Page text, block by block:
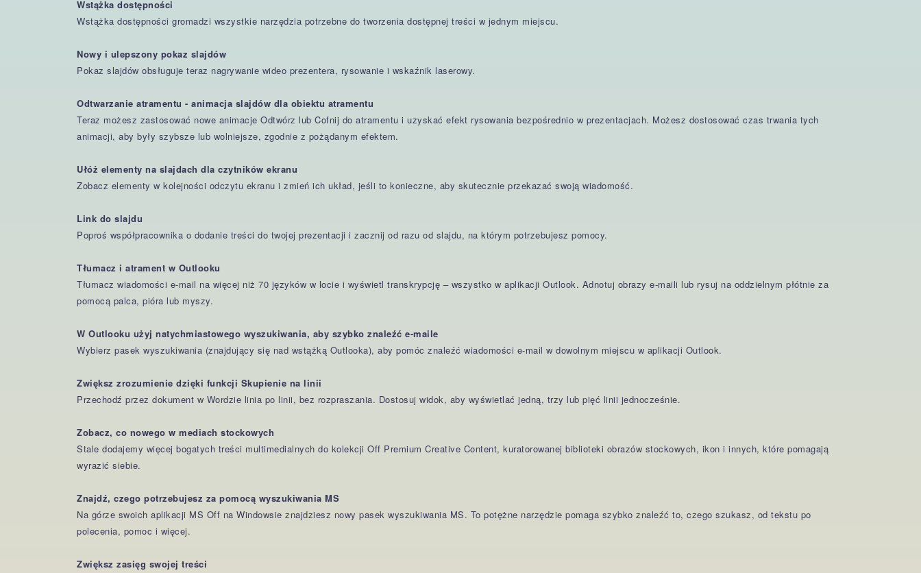
Wstążka dostępności
Wstążka dostępności gromadzi wszystkie narzędzia potrzebne do tworzenia dostępnej treści w jednym miejscu.
Nowy i ulepszony pokaz slajdów
Pokaz slajdów obsługuje teraz nagrywanie wideo prezentera, rysowanie i wskaźnik laserowy.
Odtwarzanie atramentu - animacja slajdów dla obiektu atramentu
Teraz możesz zastosować nowe animacje Odtwórz lub Cofnij do atramentu i uzyskać efekt rysowania bezpośrednio w prezentacjach. Możesz dostosować czas trwania tych
animacji, aby były szybsze lub wolniejsze, zgodnie z pożądanym efektem.
Ułóż elementy na slajdach dla czytników ekranu
Zobacz elementy w kolejności odczytu ekranu i zmień ich układ, jeśli to konieczne, aby skutecznie przekazać swoją wiadomość.
Link do slajdu
Poproś współpracownika o dodanie treści do twojej prezentacji i zacznij od razu od slajdu, na którym potrzebujesz pomocy.
Tłumacz i atrament w Outlooku
Tłumacz wiadomości e-mail na więcej niż 70 języków w locie i wyświetl transkrypcję – wszystko w aplikacji Outlook. Adnotuj obrazy e-maili lub rysuj na oddzielnym płótnie za
pomocą palca, pióra lub myszy.
W Outlooku użyj natychmiastowego wyszukiwania, aby szybko znaleźć e-maile
Wybierz pasek wyszukiwania (znajdujący się nad wstążką Outlooka), aby pomóc znaleźć wiadomości e-mail w dowolnym miejscu w aplikacji Outlook.
Zwiększ zrozumienie dzięki funkcji Skupienie na linii
Przechodź przez dokument w Wordzie linia po linii, bez rozpraszania. Dostosuj widok, aby wyświetlać jedną, trzy lub pięć linii jednocześnie.
Zobacz, co nowego w mediach stockowych
Stale dodajemy więcej bogatych treści multimedialnych do kolekcji Off Premium Creative Content, kuratorowanej biblioteki obrazów stockowych, ikon i innych, które pomagają
wyrazić siebie.
Znajdź, czego potrzebujesz za pomocą wyszukiwania MS
Na górze swoich aplikacji MS Off na Windowsie znajdziesz nowy pasek wyszukiwania MS. To potężne narzędzie pomaga szybko znaleźć to, czego szukasz, od tekstu po
polecenia, pomoc i więcej.
Zwiększ zasięg swojej treści